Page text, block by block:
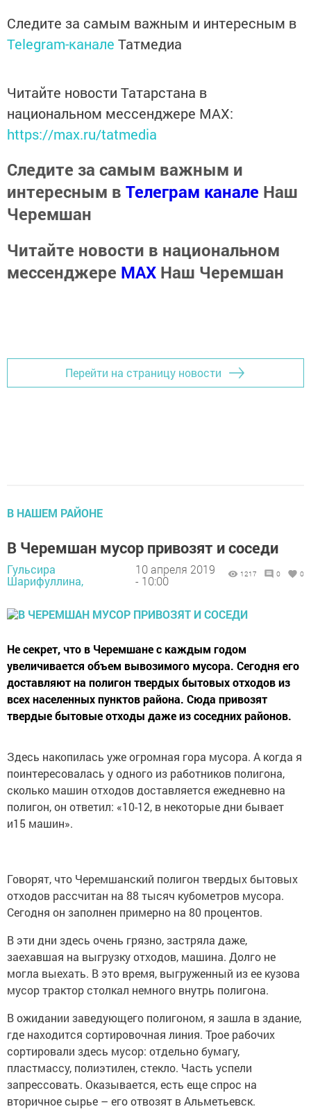
Следите за самым важным и интересным в
Telegram-канале Татмедиа
Читайте новости Татарстана в
национальном мессенджере MАХ:
https://max.ru/tatmedia
Следите за самым важным и
интересным в Телеграм канале Наш
Черемшан
Читайте новости в национальном
мессенджере MАХ Наш Черемшан
Перейти на страницу новости
В НАШЕМ РАЙОНЕ
В Черемшан мусор привозят и соседи
Гульсира
Шарифуллина,
10 апреля 2019
- 10:00
1217 0 0
Не секрет, что в Черемшане с каждым годом
увеличивается объем вывозимого мусора. Сегодня его
доставляют на полигон твердых бытовых отходов из
всех населенных пунктов района. Сюда привозят
твердые бытовые отходы даже из соседних районов.
Здесь накопилась уже огромная гора мусора. А когда я
поинтересовалась у одного из работников полигона,
сколько машин отходов доставляется ежедневно на
полигон, он ответил: «10-12, в некоторые дни бывает
и15 машин».
Говорят, что Черемшанский полигон твердых бытовых
отходов рассчитан на 88 тысяч кубометров мусора.
Сегодня он заполнен примерно на 80 процентов.
В эти дни здесь очень грязно, застряла даже,
заехавшая на выгрузку отходов, машина. Долго не
могла выехать. В это время, выгруженный из ее кузова
мусор трактор столкал немного внутрь полигона.
В ожидании заведующего полигоном, я зашла в здание,
где находится сортировочная линия. Трое рабочих
сортировали здесь мусор: отдельно бумагу,
пластмассу, полиэтилен, стекло. Часть успели
запрессовать. Оказывается, есть еще спрос на
вторичное сырье – его отвозят в Альметьевск.